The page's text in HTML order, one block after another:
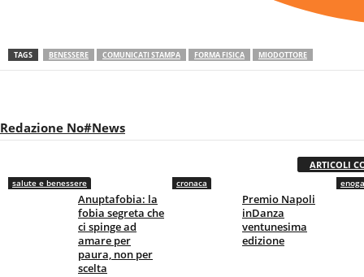
TAGS BENESSERE COMUNICATI STAMPA FORMA FISICA MIODOTTORE
Redazione No#News
ARTICOLI
salute e benessere
Anuptafobia: la
fobia segreta che
ci spinge ad
amare per
paura, non per
scelta
cronaca
Premio Napoli
inDanza
ventunesima
edizione